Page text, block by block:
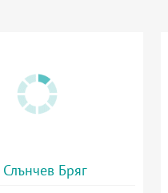
Слънчев Бряг